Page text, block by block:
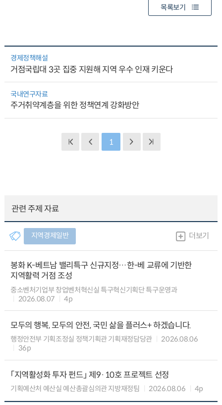
목록보기
경제정책해설
거점국립대 3곳 집중 지원해 지역 우수 인재 키운다
국내연구자료
주거취약계층을 위한 정책연계 강화방안
1
관련 주제 자료
지역경제일반 더보기
봉화 K-베트남 밸리특구 신규지정…한-베 교류에 기반한
지역활력 거점 조성
중소벤처기업부 창업벤처혁신실 특구혁신기획단 특구운영과
2026.08.07
4p
모두의 행복, 모두의 안전, 국민 삶을 플러스+ 하겠습니다.
행정안전부 기획조정실 정책기획관 기획재정담당관
2026.08.06
36p
「지역활성화 투자 펀드」 제9·10호 프로젝트 선정
기획예산처 예산실 예산총괄심의관 지방재정팀 2026.08.06 4p